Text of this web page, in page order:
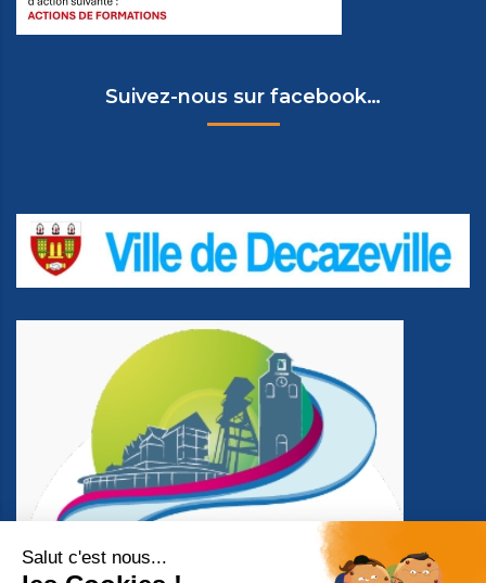
Suivez-nous sur facebook…